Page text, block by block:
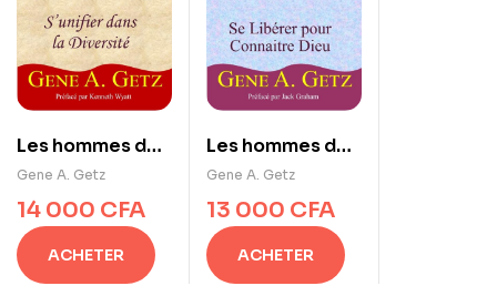
Les hommes de
caractère : Les
Apôtres :
S’unifier dans la
diversité
Gene A. Getz
14 000 CFA
ACHETER
Les hommes de
caractère :
Moïse : Se
libérer pour
connaître Dieu
Gene A. Getz
13 000 CFA
ACHETER